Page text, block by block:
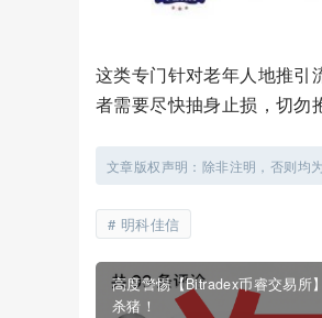
这类专门针对老年人地推引
者需要尽快抽身止损，切勿
文章版权声明：除非注明，否则均
明科佳信
高度警惕【Bitradex币睿交易所
杀猪！